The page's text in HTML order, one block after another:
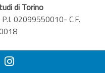
di Torino
02099550010- C.F.